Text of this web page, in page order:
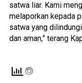
satwa liar. Kami
melaporkan kepada
satwa yang
dan aman,” terang